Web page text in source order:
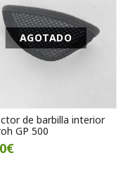
AGOTADO
de barbilla interior
GP 500